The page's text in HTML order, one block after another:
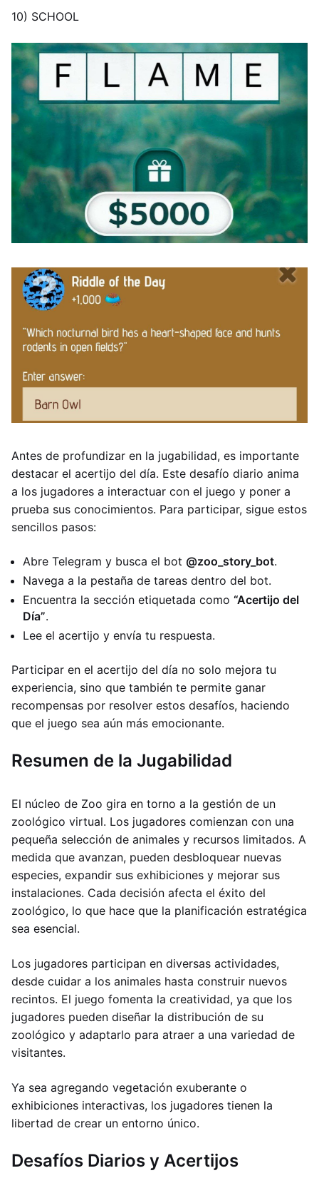
10) SCHOOL
Antes de profundizar en la jugabilidad, es importante
destacar el acertijo del día. Este desafío diario anima
a los jugadores a interactuar con el juego y poner a
prueba sus conocimientos. Para participar, sigue estos
sencillos pasos:
Abre Telegram y busca el bot @zoo_story_bot.
Navega a la pestaña de tareas dentro del bot.
Encuentra la sección etiquetada como “Acertijo del
Día”.
Lee el acertijo y envía tu respuesta.
Participar en el acertijo del día no solo mejora tu
experiencia, sino que también te permite ganar
recompensas por resolver estos desafíos, haciendo
que el juego sea aún más emocionante.
Resumen de la Jugabilidad
El núcleo de Zoo gira en torno a la gestión de un
zoológico virtual. Los jugadores comienzan con una
pequeña selección de animales y recursos limitados. A
medida que avanzan, pueden desbloquear nuevas
especies, expandir sus exhibiciones y mejorar sus
instalaciones. Cada decisión afecta el éxito del
zoológico, lo que hace que la planificación estratégica
sea esencial.
Los jugadores participan en diversas actividades,
desde cuidar a los animales hasta construir nuevos
recintos. El juego fomenta la creatividad, ya que los
jugadores pueden diseñar la distribución de su
zoológico y adaptarlo para atraer a una variedad de
visitantes.
Ya sea agregando vegetación exuberante o
exhibiciones interactivas, los jugadores tienen la
libertad de crear un entorno único.
Desafíos Diarios y Acertijos